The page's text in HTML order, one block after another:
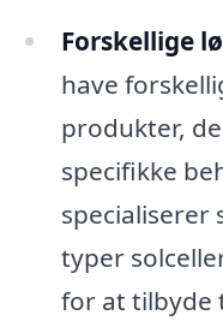
Forskellige
have
produkter,
specifikke
specialiserer
typer
for at tilbyde